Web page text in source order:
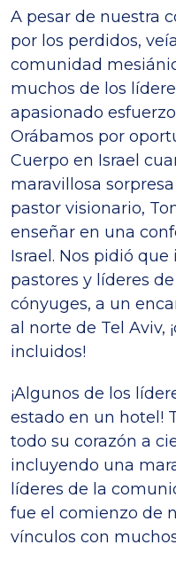
A pesar de nuestra
por los perdidos,
comunidad
muchos de los
apasionado
Orábamos por
Cuerpo en Israel
maravillosa
pastor visionario,
enseñar en una
Israel. Nos pidió
pastores y líderes
cónyuges, a un
al norte de Tel Aviv,
incluidos!
¡Algunos de los
estado en un hotel!
todo su corazón a
incluyendo una
líderes de la
fue el comienzo de
vínculos con